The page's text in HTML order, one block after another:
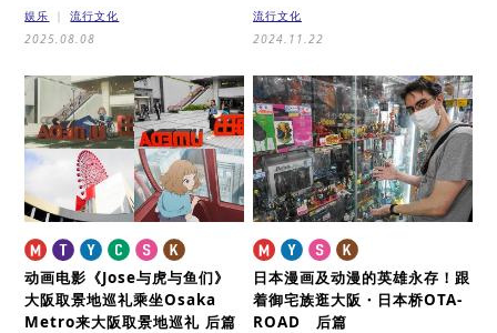
娱乐
流行文化
2025.08.08
流行文化
2024.11.22
动画电影《Jose与虎与鱼们》
大阪取景地巡礼乘坐Osaka
Metro来大阪取景地巡礼 后篇
日本漫画及动漫的英雄永存！ 跟
着御宅族逛大阪・日本桥OTA-
ROAD 后篇